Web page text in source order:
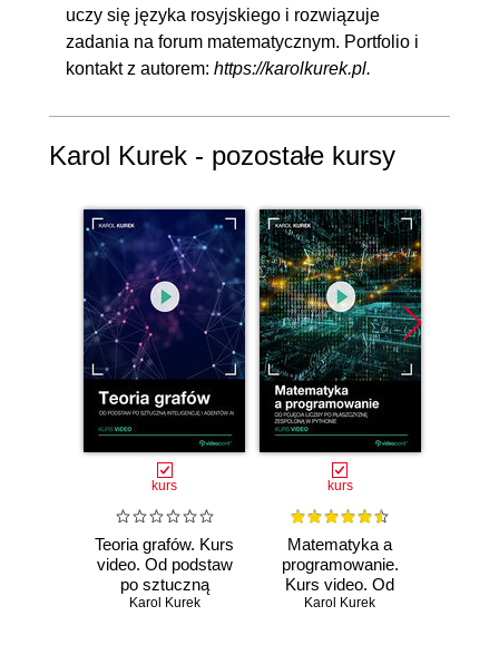
uczy się języka rosyjskiego i rozwiązuje
zadania na forum matematycznym. Portfolio i
kontakt z autorem: https://karolkurek.pl.
Karol Kurek - pozostałe kursy
kurs
Teoria grafów. Kurs
video. Od podstaw
po sztuczną
inteligencję i
Karol Kurek
kurs
Matematyka a
programowanie.
Kurs video. Od
pojęcia liczby po
Karol Kurek